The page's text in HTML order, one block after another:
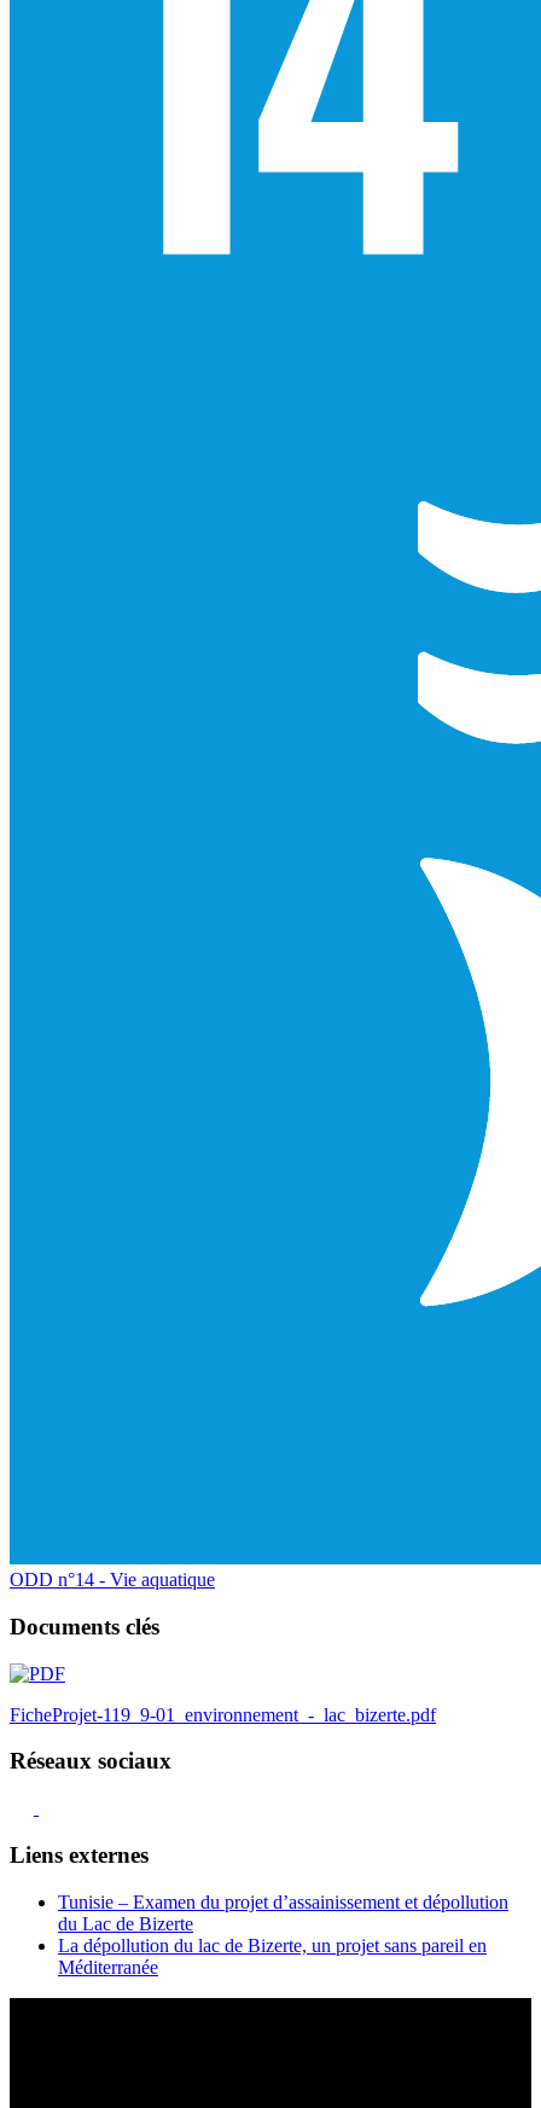
ODD n°14 - Vie aquatique
Documents clés
FicheProjet-119_9-01_environnement_-_lac_bizerte.pdf
Réseaux sociaux
Liens externes
Tunisie – Examen du projet d’assainissement et dépollution
du Lac de Bizerte
La dépollution du lac de Bizerte, un projet sans pareil en
Méditerranée